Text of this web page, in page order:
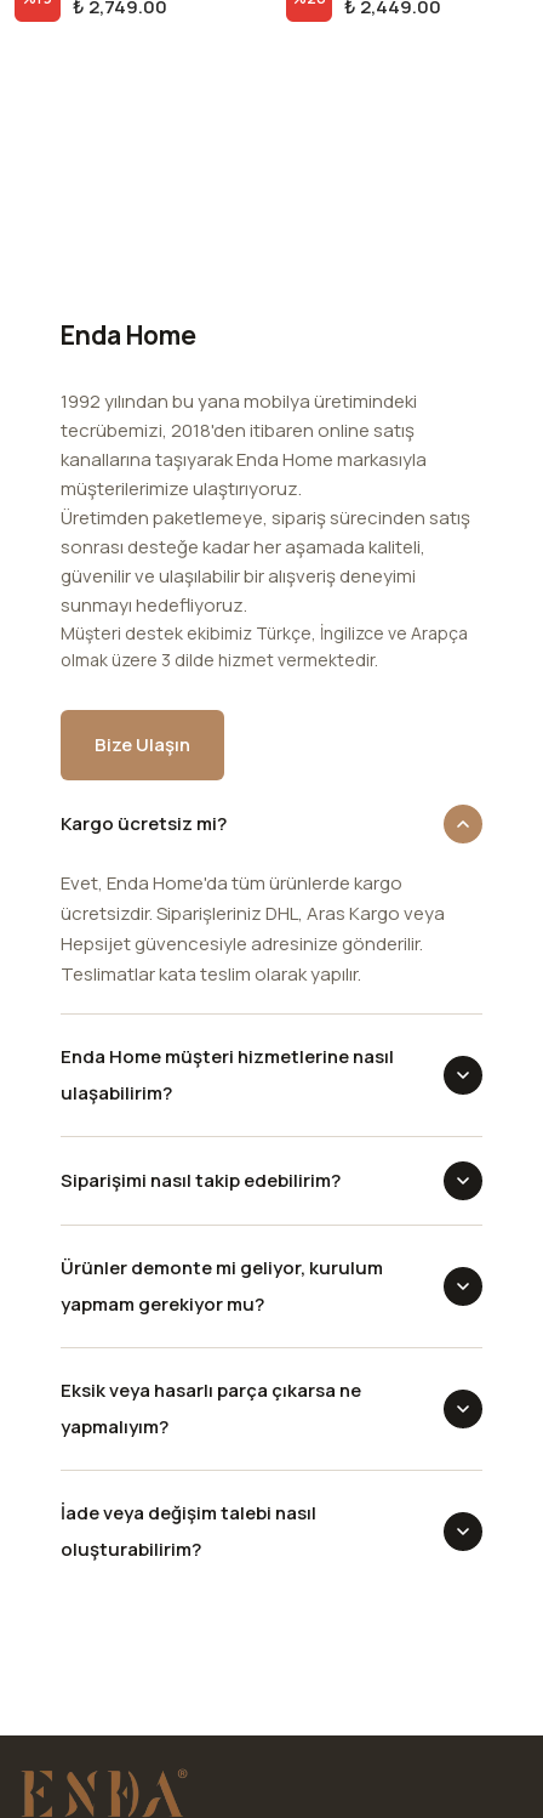
₺ 2,749.00 ₺ 2,449.00
Enda Home
1992 yılından bu yana mobilya üretimindeki
tecrübemizi, 2018'den itibaren online satış
kanallarına taşıyarak Enda Home markasıyla
müşterilerimize ulaştırıyoruz.
Üretimden paketlemeye, sipariş sürecinden satış
sonrası desteğe kadar her aşamada kaliteli,
güvenilir ve ulaşılabilir bir alışveriş deneyimi
sunmayı hedefliyoruz.
Müşteri destek ekibimiz Türkçe, İngilizce ve Arapça
olmak üzere 3 dilde hizmet vermektedir.
Bize Ulaşın
Kargo ücretsiz mi?
Evet, Enda Home'da tüm ürünlerde kargo
ücretsizdir. Siparişleriniz DHL, Aras Kargo veya
Hepsijet güvencesiyle adresinize gönderilir.
Teslimatlar kata teslim olarak yapılır.
Enda Home müşteri hizmetlerine nasıl
ulaşabilirim?
Siparişimi nasıl takip edebilirim?
Ürünler demonte mi geliyor, kurulum
yapmam gerekiyor mu?
Eksik veya hasarlı parça çıkarsa ne
yapmalıyım?
İade veya değişim talebi nasıl
oluşturabilirim?